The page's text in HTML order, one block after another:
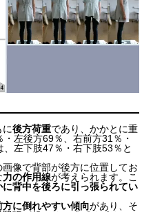
後方荷重であり、かかとに重
左後方69％、右前方31％・
左下肢47％・右下肢53％と
像で背部が後方に位置してお
力の作用線が考えられます。こ
に背中を後ろに引っ張られてい
方に倒れやすい傾向があり、そ